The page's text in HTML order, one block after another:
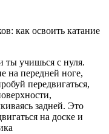
ты учишься с нуля.
на передней ноге,
передвигаться,
задней. Это
на доске и